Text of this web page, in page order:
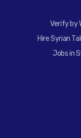
Verify by
Hire Syrian
Jobs in